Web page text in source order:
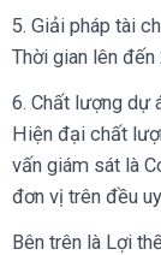
5. Giải pháp tài
Thời gian lên đến
6. Chất lượng dự
Hiện đại chất
vấn giám sát là
đơn vị trên đều
Bên trên là Lợi